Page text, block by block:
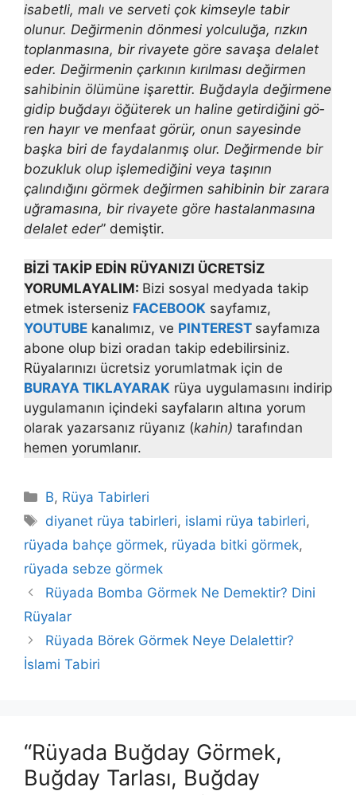
isabetli, malı ve serveti çok kimseyle tabir
olunur. Değirmenin dönmesi yolculuğa, rızkın
toplanmasına, bir rivayete gö­re savaşa delalet
eder. Değirmenin çarkının kırılması değirmen
sahibinin ölümüne işarettir. Buğdayla değirmene
gidip buğdayı öğüterek un haline getirdiğini gö­
ren hayır ve menfaat görür, onun sayesinde
başka biri de faydalanmış olur. Değirmende bir
bozukluk olup işlemediğini veya taşının
çalındığını görmek değirmen sahibinin bir zarara
uğramasına, bir rivayete göre has­talanmasına
delalet eder” demiştir.
BİZİ TAKİP EDİN RÜYANIZI ÜCRETSİZ
YORUMLAYALIM: Bizi sosyal medyada takip
etmek isterseniz FACEBOOK sayfamız,
YOUTUBE kanalımız, ve PINTEREST sayfamıza
abone olup bizi oradan takip edebilirsiniz.
Rüyalarınızı ücretsiz yorumlatmak için de
BURAYA TIKLAYARAK rüya uygulamasını indirip
uygulamanın içindeki sayfaların altına yorum
olarak yazarsanız rüyanız (kahin) tarafından
hemen yorumlanır.
Kategoriler
B, Rüya Tabirleri
Etiketler
diyanet rüya tabirleri, islami rüya tabirleri,
rüyada bahçe görmek, rüyada bitki görmek,
rüyada sebze görmek
Rüyada Bomba Görmek Ne Demektir? Dini
Rüyalar
Rüyada Börek Görmek Neye Delalettir?
İslami Tabiri
“Rüyada Buğday Görmek,
Buğday Tarlası, Buğday